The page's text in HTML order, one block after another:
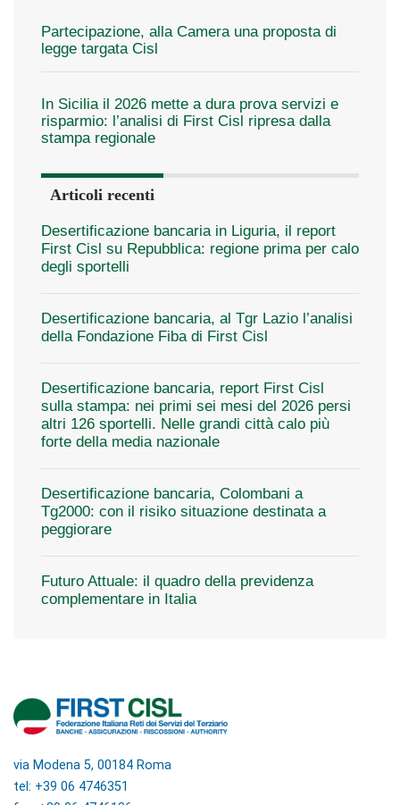
Partecipazione, alla Camera una proposta di
legge targata Cisl
In Sicilia il 2026 mette a dura prova servizi e
risparmio: l’analisi di First Cisl ripresa dalla
stampa regionale
Articoli recenti
Desertificazione bancaria in Liguria, il report
First Cisl su Repubblica: regione prima per calo
degli sportelli
Desertificazione bancaria, al Tgr Lazio l’analisi
della Fondazione Fiba di First Cisl
Desertificazione bancaria, report First Cisl
sulla stampa: nei primi sei mesi del 2026 persi
altri 126 sportelli. Nelle grandi città calo più
forte della media nazionale
Desertificazione bancaria, Colombani a
Tg2000: con il risiko situazione destinata a
peggiorare
Futuro Attuale: il quadro della previdenza
complementare in Italia
via Modena 5, 00184 Roma
tel: +39 06 4746351